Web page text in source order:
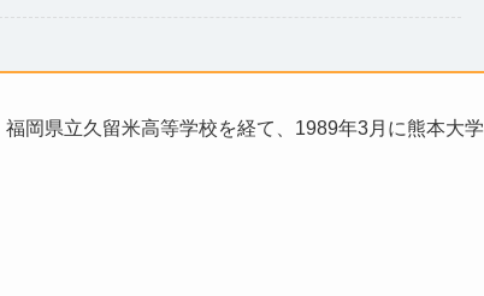
岡県立久留米高等学校を経て、1989年3月に熊本大学